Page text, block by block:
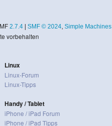
2.7.4| SMF © 2024, Simple Machines
vorbehalten
Linux
Linux-Forum
Linux-Tipps
Handy / Tablet
iPhone / iPad Forum
iPhone / iPad Tipps